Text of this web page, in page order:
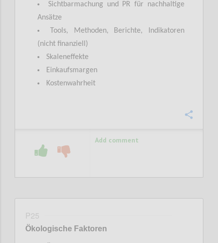
Sichtbarmachung und PR für nachhaltige
Ansätze
Tools, Methoden, Berichte, Indikatoren
(nicht finanziell)
Skaleneffekte
Einkaufsmargen
Kostenwahrheit
Add comment
P25
Ökologische Faktoren